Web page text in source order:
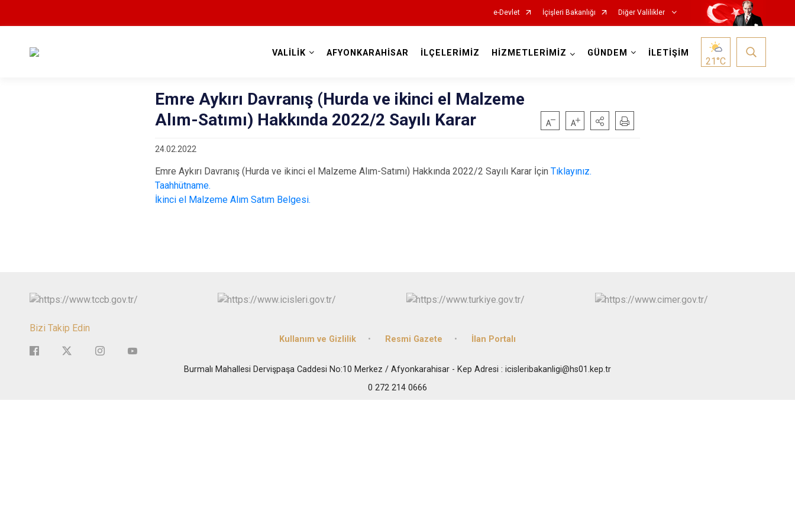
e-Devlet İçişleri Bakanlığı Diğer Valilikler
VALİLİK AFYONKARAHİSAR İLÇELERİMİZ HİZMETLERİMİZ GÜNDEM İLETİŞİM
21°C
Emre Aykırı Davranış (Hurda ve ikinci el Malzeme
Alım-Satımı) Hakkında 2022/2 Sayılı Karar
24.02.2022
Emre Aykırı Davranış (Hurda ve ikinci el Malzeme Alım-Satımı) Hakkında 2022/2 Sayılı Karar İçin Tıklayınız.
Taahhütname.
İkinci el Malzeme Alım Satım Belgesi.
Bizi Takip Edin
Kullanım ve Gizlilik Resmi Gazete İlan Portalı
Burmalı Mahallesi Dervişpaşa Caddesi No:10 Merkez / Afyonkarahisar - Kep Adresi : icisleribakanligi@hs01.kep.tr
0 272 214 0666